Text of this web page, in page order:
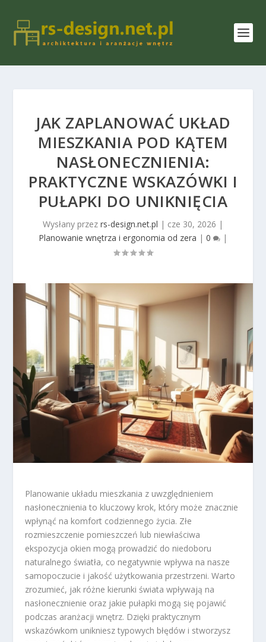
JAK ZAPLANOWAĆ UKŁAD
MIESZKANIA POD KĄTEM
NASŁONECZNIENIA:
PRAKTYCZNE WSKAZÓWKI I
PUŁAPKI DO UNIKNIĘCIA
Wysłany przez rs-design.net.pl | cze 30, 2026 |
Planowanie wnętrza i ergonomia od zera | 0 |
Planowanie układu mieszkania z uwzględnieniem
nasłonecznienia to kluczowy krok, który może znacznie
wpłynąć na komfort codziennego życia. Złe
rozmieszczenie pomieszczeń lub niewłaściwa
ekspozycja okien mogą prowadzić do niedoboru
naturalnego światła, co negatywnie wpływa na nasze
samopoczucie i jakość użytkowania przestrzeni. Warto
zrozumieć, jak różne kierunki świata wpływają na
nasłonecznienie oraz jakie pułapki mogą się pojawić
podczas aranżacji wnętrz. Dzięki praktycznym
wskazówkom unikniesz typowych błędów i stworzysz